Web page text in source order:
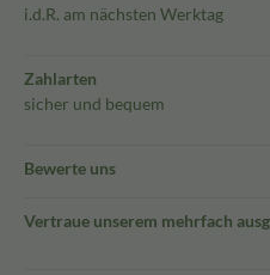
i.d.R. am nächsten Werktag
Zahlarten
sicher und bequem
Bewerte uns
Vertraue unserem mehrfach